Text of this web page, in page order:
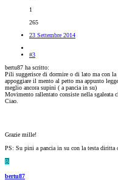
1
265
23 Settembre 2014
#3
bertu87 ha scritto:
Pili suggerisce di dormire o di lato ma con la
appoggiare il mento al petto ma appunto
meglio ancora supini ( a pancia in su)
Movimento rallentato consiste nella sgaleata
Ciao.
Grazie mille!
PS: Su pini a pancia in su con la testa diritta
B
bertu87